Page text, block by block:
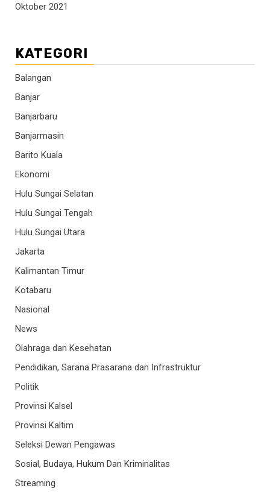
Oktober 2021
KATEGORI
Balangan
Banjar
Banjarbaru
Banjarmasin
Barito Kuala
Ekonomi
Hulu Sungai Selatan
Hulu Sungai Tengah
Hulu Sungai Utara
Jakarta
Kalimantan Timur
Kotabaru
Nasional
News
Olahraga dan Kesehatan
Pendidikan, Sarana Prasarana dan Infrastruktur
Politik
Provinsi Kalsel
Provinsi Kaltim
Seleksi Dewan Pengawas
Sosial, Budaya, Hukum Dan Kriminalitas
Streaming